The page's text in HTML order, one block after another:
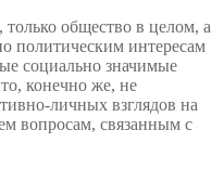
только общество в целом, а
политическим интересам
социально значимые
конечно же, не
личных взглядов на
вопросам, связанным с